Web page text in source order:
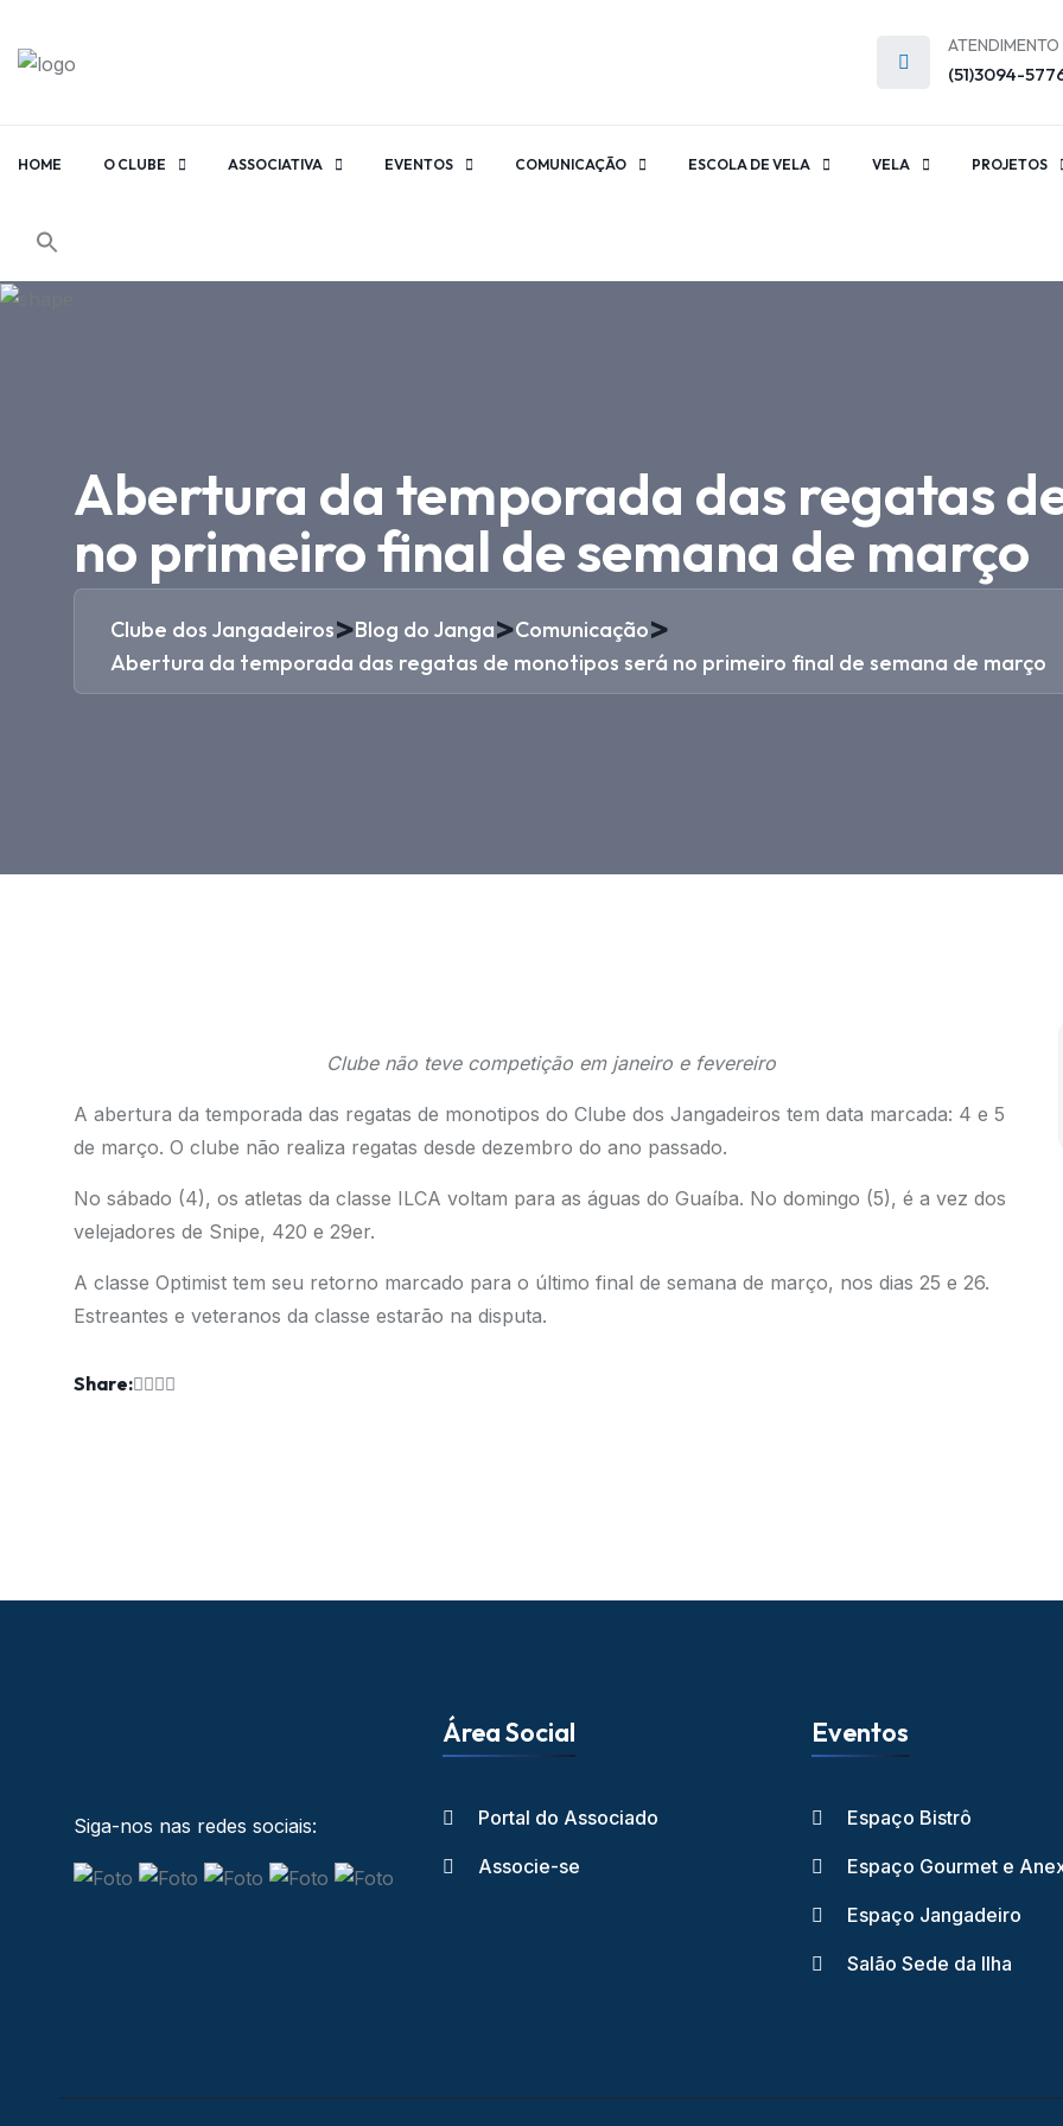
ATENDIMENTO
(51)3094-
HOME O CLUBE ASSOCIATIVA EVENTOS COMUNICAÇÃO ESCOLA DE VELA VELA PROJETOS
Abertura da temporada das regatas
no primeiro final de semana de março
Clube dos Jangadeiros>Blog do Janga>Comunicação>
Abertura da temporada das regatas de monotipos será no primeiro final de semana de março
Clube não teve competição em janeiro e fevereiro
A abertura da temporada das regatas de monotipos do Clube dos Jangadeiros tem data marcada: 4 e 5
de março. O clube não realiza regatas desde dezembro do ano passado.
No sábado (4), os atletas da classe ILCA voltam para as águas do Guaíba. No domingo (5), é a vez dos
velejadores de Snipe, 420 e 29er.
A classe Optimist tem seu retorno marcado para o último final de semana de março, nos dias 25 e 26.
Estreantes e veteranos da classe estarão na disputa.
Share:
Siga-nos nas redes sociais:
Área Social
Portal do Associado
Associe-se
Eventos
Espaço Bistrô
Espaço Gourmet e
Espaço Jangadeiro
Salão Sede da Ilha